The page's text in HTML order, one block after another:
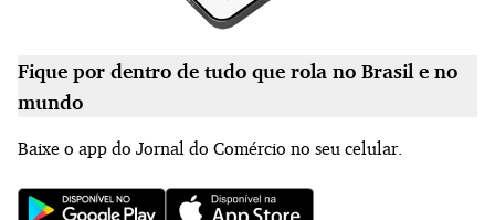
Fique por dentro de tudo que rola no Brasil e no
mundo
Baixe o app do Jornal do Comércio no seu celular.